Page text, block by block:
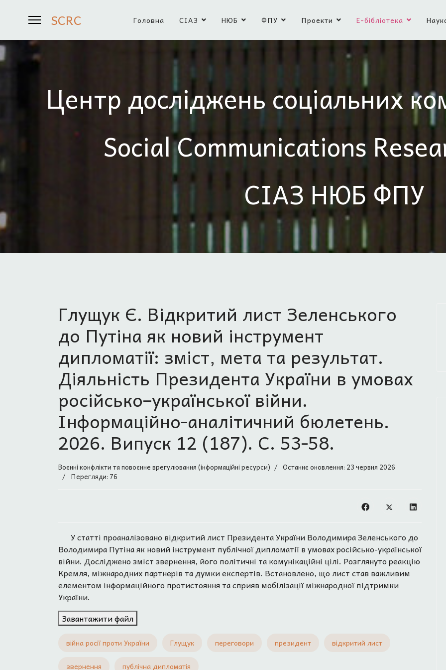
SCRC Головна СІАЗ НЮБ ФПУ Проекти Е-бібліотека
Центр досліджень соціальних
Social Communications
СІАЗ НЮБ ФПУ
Глущук Є. Відкритий лист Зеленського
до Путіна як новий інструмент
дипломатії: зміст, мета та результат.
Діяльність Президента України в умовах
російсько–української війни.
Інформаційно-аналітичний бюлетень.
2026. Випуск 12 (187). С. 53-58.
Воєнні конфлікти та повоєнне врегулювання (інформаційні ресурси)
Останнє оновлення: 23 червня 2026
Перегляди: 76
У статті проаналізовано відкритий лист Президента України Володимира Зеленського до
Володимира Путіна як новий інструмент публічної дипломатії в умовах російсько-української
війни. Досліджено зміст звернення, його політичні та комунікаційні цілі. Розглянуто реакцію
Кремля, міжнародних партнерів та думки експертів. Встановлено, що лист став важливим
елементом інформаційного протистояння та сприяв мобілізації міжнародної підтримки
України.
Завантажити файл
війна росії проти України Глущук переговори президент відкритий лист
звернення публічна дипломатія